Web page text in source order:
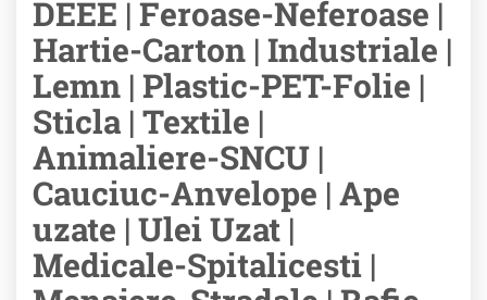
DEEE | Feroase-Neferoase |
Hartie-Carton | Industriale |
Lemn | Plastic-PET-Folie |
Sticla | Textile |
Animaliere-SNCU |
Cauciuc-Anvelope | Ape
uzate | Ulei Uzat |
Medicale-Spitalicesti |